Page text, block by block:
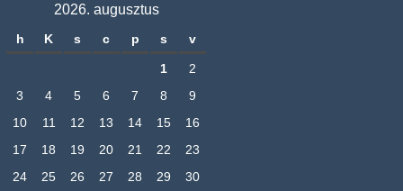
2026. augusztus
h K s c p s v
1
2
3
4 5 6 7 8
9
10
11 12 13 14 15
16
17
18 19 20 21 22
23
24
25 26 27 28 29
30